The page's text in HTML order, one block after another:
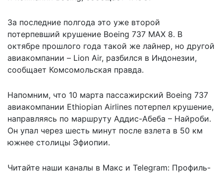
За последние полгода это уже второй
потерпевший крушение Boeing 737 MAX 8. В
октябре прошлого года такой же лайнер, но другой
авиакомпании – Lion Air, разбился в Индонезии,
сообщает Комсомольская правда.
Напомним, что 10 марта пассажирский Boeing 737
авиакомпании Ethiopian Airlines потерпел крушение,
направляясь по маршруту Аддис-Абеба – Найроби.
Он упал через шесть минут после взлета в 50 км
южнее столицы Эфиопии.
Читайте наши каналы в Макс и Telegram: Профиль-